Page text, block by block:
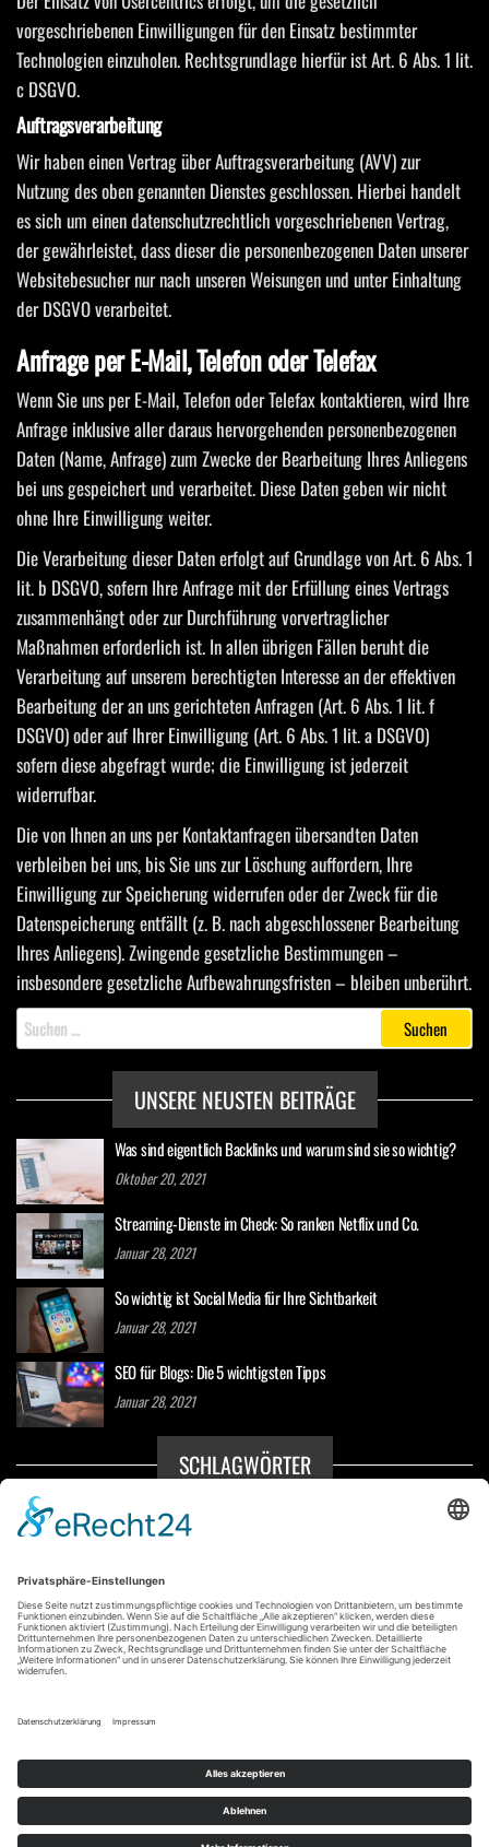
vorgeschriebenen Einwilligungen für den Einsatz bestimmter
Technologien einzuholen. Rechtsgrundlage hierfür ist Art. 6 Abs. 1 lit.
c DSGVO.
Auftragsverarbeitung
Wir haben einen Vertrag über Auftragsverarbeitung (AVV) zur
Nutzung des oben genannten Dienstes geschlossen. Hierbei handelt
es sich um einen datenschutzrechtlich vorgeschriebenen Vertrag,
der gewährleistet, dass dieser die personenbezogenen Daten unserer
Websitebesucher nur nach unseren Weisungen und unter Einhaltung
der DSGVO verarbeitet.
Anfrage per E-Mail, Telefon oder Telefax
Wenn Sie uns per E-Mail, Telefon oder Telefax kontaktieren, wird Ihre
Anfrage inklusive aller daraus hervorgehenden personenbezogenen
Daten (Name, Anfrage) zum Zwecke der Bearbeitung Ihres Anliegens
bei uns gespeichert und verarbeitet. Diese Daten geben wir nicht
ohne Ihre Einwilligung weiter.
Die Verarbeitung dieser Daten erfolgt auf Grundlage von Art. 6 Abs. 1
lit. b DSGVO, sofern Ihre Anfrage mit der Erfüllung eines Vertrags
zusammenhängt oder zur Durchführung vorvertraglicher
Maßnahmen erforderlich ist. In allen übrigen Fällen beruht die
Verarbeitung auf unserem berechtigten Interesse an der effektiven
Bearbeitung der an uns gerichteten Anfragen (Art. 6 Abs. 1 lit. f
DSGVO) oder auf Ihrer Einwilligung (Art. 6 Abs. 1 lit. a DSGVO)
sofern diese abgefragt wurde; die Einwilligung ist jederzeit
widerrufbar.
Die von Ihnen an uns per Kontaktanfragen übersandten Daten
verbleiben bei uns, bis Sie uns zur Löschung auffordern, Ihre
Einwilligung zur Speicherung widerrufen oder der Zweck für die
Datenspeicherung entfällt (z. B. nach abgeschlossener Bearbeitung
Ihres Anliegens). Zwingende gesetzliche Bestimmungen –
insbesondere gesetzliche Aufbewahrungsfristen – bleiben unberührt.
Suche
nach:
UNSERE NEUSTEN BEITRÄGE
Was sind eigentlich Backlinks und warum sind sie so wichtig?
Oktober 20, 2021
Streaming-Dienste im Check: So ranken Netflix und Co.
Januar 28, 2021
So wichtig ist Social Media für Ihre Sichtbarkeit
Januar 28, 2021
SEO für Blogs: Die 5 wichtigsten Tipps
Januar 28, 2021
SCHLAGWÖRTER
Blogs Erfahrungen Nutzer
Ranking
Datenschutz